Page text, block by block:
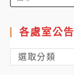
for:
各處室公告
各
處
選取分類